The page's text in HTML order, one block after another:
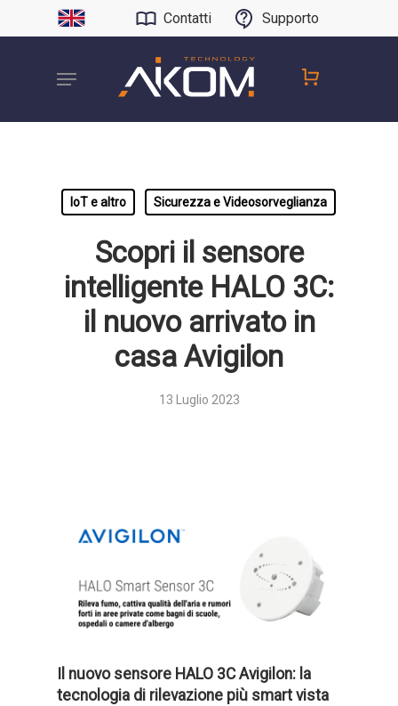
Contatti Supporto
IoT e altro Sicurezza e Videosorveglianza
Scopri il sensore
intelligente HALO 3C:
il nuovo arrivato in
casa Avigilon
13 Luglio 2023
Il nuovo sensore HALO 3C Avigilon: la
tecnologia di rilevazione più smart vista